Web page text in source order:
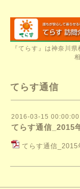
『てらす』は神奈川
てらす通信
2016-03-15 00:00:00
てらす通信_2015
てらす通信_2015